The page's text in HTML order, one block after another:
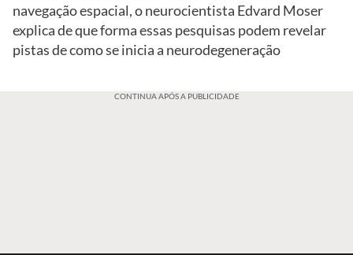
navegação espacial, o neurocientista Edvard Moser
explica de que forma essas pesquisas podem revelar
pistas de como se inicia a neurodegeneração
CONTINUA APÓS A PUBLICIDADE